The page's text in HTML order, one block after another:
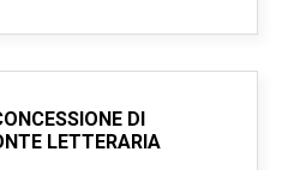
DI
LETTERARIA